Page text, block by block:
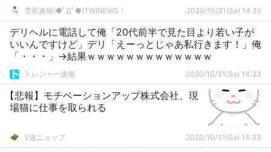
雪夜速報(●ﾟДﾟ●)TWINEWS！ 2020/10/31(Sa) 14:35
デリヘルに電話して俺「20代前半で見た目より若い子が
いいんですけど」デリ「えーっとじゃあ私行きます！」俺
「・・・」→結果ｗｗｗｗｗｗｗｗｗｗｗｗｗ
トレジャー速報 2020/10/31(Sa) 14:33
【悲報】モチベーションアップ株式会社、現
場猫に仕事を取られる
V速ニュップ 2020/10/31(Sa) 14:33